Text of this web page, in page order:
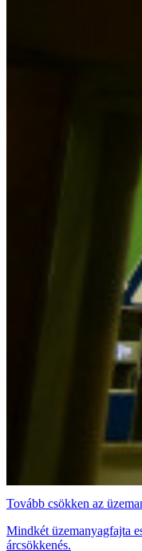
Tovább csökken az
Mindkét üzemanyagfajta
árcsökkenés.